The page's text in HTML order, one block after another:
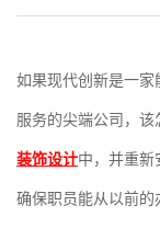
如果现代创新是一
服务的尖端公司，
装饰设计中，并重新
确保职员能从以前的